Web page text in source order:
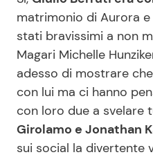
Moda e Style
Mondo Mamma
News benessere
Salute
matrimonio di Aurora
stati bravissimi a non
Magari Michelle
adesso di mostrare
con lui ma ci hanno
con loro due a svelare
Girolamo e Jonathan
sui social la divertente